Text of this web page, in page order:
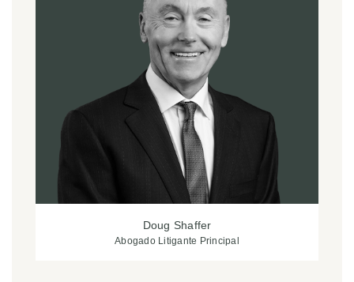
Doug Shaffer
Abogado Litigante Principal